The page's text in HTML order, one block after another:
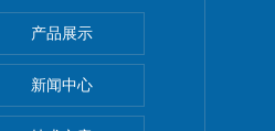
产品展示
新闻中心